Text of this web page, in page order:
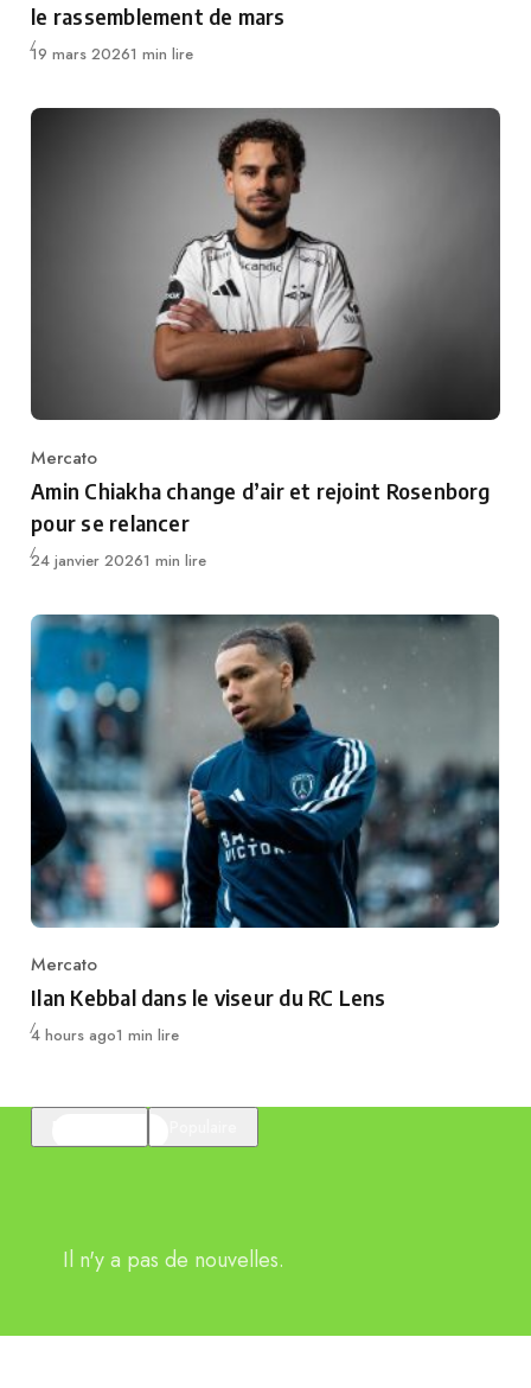
le rassemblement de mars
Publié
19 mars 20261 min lire
Category
Mercato
Amin Chiakha change d’air et rejoint Rosenborg
pour se relancer
Publié
24 janvier 20261 min lire
Category
Mercato
Ilan Kebbal dans le viseur du RC Lens
Publié
4 hours ago1 min lire
Il n'y a pas de nouvelles.